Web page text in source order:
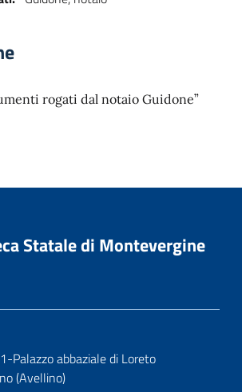
rogati dal notaio Guidone”
Statale di Montevergine
Palazzo abbaziale di Loreto
(Avellino)